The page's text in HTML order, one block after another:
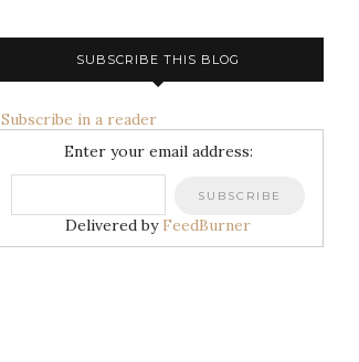
SUBSCRIBE THIS BLOG
Subscribe in a reader
Enter your email address:
Delivered by FeedBurner